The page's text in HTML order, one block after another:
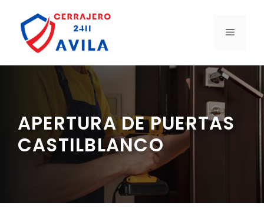
contenido
MENÚ
APERTURA DE PUERTAS
CASTILBLANCO